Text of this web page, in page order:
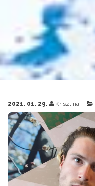
2021. 01. 29. Krisztina